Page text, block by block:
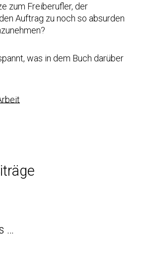
zum Freiberufler, der
Auftrag zu noch so absurden
was in dem Buch darüber
…